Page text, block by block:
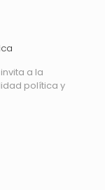
a la
política y